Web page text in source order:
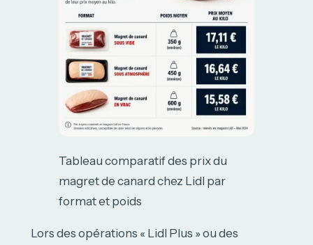
Tableau comparatif des prix du
magret de canard chez Lidl par
format et poids
Lors des opérations « Lidl Plus » ou des